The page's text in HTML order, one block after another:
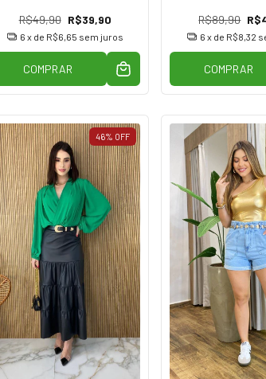
R$49,90 R$39,90
6 x de R$6,65 sem juros
COMPRAR
R$89,90
6 x de R$8,32
COMPRAR
46% OFF